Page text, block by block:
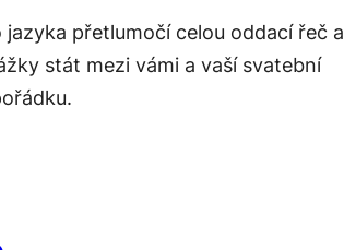
přetlumočí celou oddací řeč a
stát mezi vámi a vaší svatební